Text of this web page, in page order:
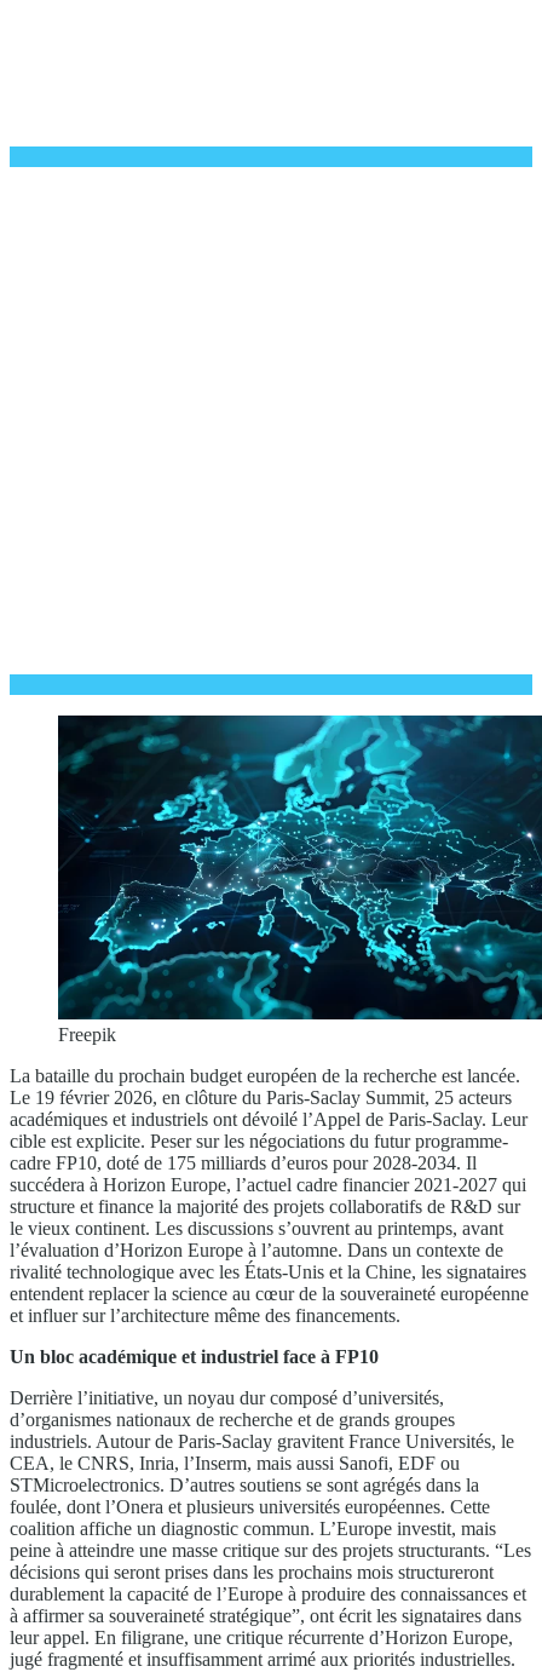
Freepik
La bataille du prochain budget européen de la recherche est lancée.
Le 19 février 2026, en clôture du Paris-Saclay Summit, 25 acteurs
académiques et industriels ont dévoilé l’Appel de Paris-Saclay. Leur
cible est explicite. Peser sur les négociations du futur programme-
cadre FP10, doté de 175 milliards d’euros pour 2028-2034. Il
succédera à Horizon Europe, l’actuel cadre financier 2021-2027 qui
structure et finance la majorité des projets collaboratifs de R&D sur
le vieux continent. Les discussions s’ouvrent au printemps, avant
l’évaluation d’Horizon Europe à l’automne. Dans un contexte de
rivalité technologique avec les États-Unis et la Chine, les signataires
entendent replacer la science au cœur de la souveraineté européenne
et influer sur l’architecture même des financements.
Un bloc académique et industriel face à FP10
Derrière l’initiative, un noyau dur composé d’universités,
d’organismes nationaux de recherche et de grands groupes
industriels. Autour de Paris-Saclay gravitent France Universités, le
CEA, le CNRS, Inria, l’Inserm, mais aussi Sanofi, EDF ou
STMicroelectronics. D’autres soutiens se sont agrégés dans la
foulée, dont l’Onera et plusieurs universités européennes. Cette
coalition affiche un diagnostic commun. L’Europe investit, mais
peine à atteindre une masse critique sur des projets structurants. “Les
décisions qui seront prises dans les prochains mois structureront
durablement la capacité de l’Europe à produire des connaissances et
à affirmer sa souveraineté stratégique”, ont écrit les signataires dans
leur appel. En filigrane, une critique récurrente d’Horizon Europe,
jugé fragmenté et insuffisamment arrimé aux priorités industrielles.